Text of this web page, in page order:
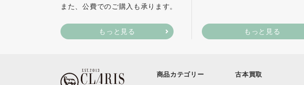
また、公費でのご購入も承ります。
もっと見る もっと見る
商品カテゴリー 古本買取